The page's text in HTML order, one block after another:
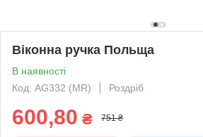
Віконна ручка Польща
В наявності
Код: AG332 (MR)
Роздріб
600,80 ₴ 751 ₴